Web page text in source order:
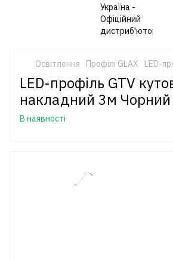
Освітлення Профілі GLAX LED-
LED-профіль GTV
накладний 3м
В наявності